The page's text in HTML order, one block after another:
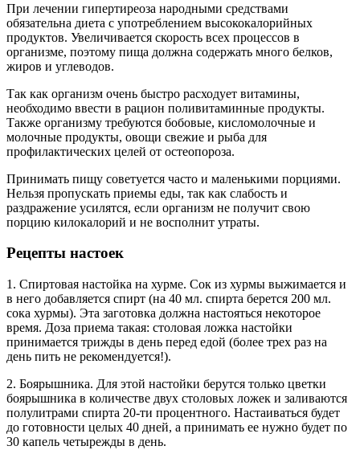
При лечении гипертиреоза народными средствами
обязательна диета с употреблением высококалорийных
продуктов. Увеличивается скорость всех процессов в
организме, поэтому пища должна содержать много белков,
жиров и углеводов.
Так как организм очень быстро расходует витамины,
необходимо ввести в рацион поливитаминные продукты.
Также организму требуются бобовые, кисломолочные и
молочные продукты, овощи свежие и рыба для
профилактических целей от остеопороза.
Принимать пищу советуется часто и маленькими порциями.
Нельзя пропускать приемы еды, так как слабость и
раздражение усилятся, если организм не получит свою
порцию килокалорий и не восполнит утраты.
Рецепты настоек
1. Спиртовая настойка на хурме. Сок из хурмы выжимается и
в него добавляется спирт (на 40 мл. спирта берется 200 мл.
сока хурмы). Эта заготовка должна настояться некоторое
время. Доза приема такая: столовая ложка настойки
принимается трижды в день перед едой (более трех раз на
день пить не рекомендуется!).
2. Боярышника. Для этой настойки берутся только цветки
боярышника в количестве двух столовых ложек и заливаются
полулитрами спирта 20-ти процентного. Настаиваться будет
до готовности целых 40 дней, а принимать ее нужно будет по
30 капель четырежды в день.